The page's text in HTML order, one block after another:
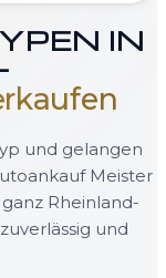
IN
und gelangen
Meister
Rheinland-
und